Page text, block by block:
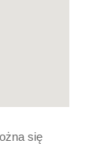
się